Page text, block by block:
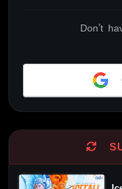
Don't